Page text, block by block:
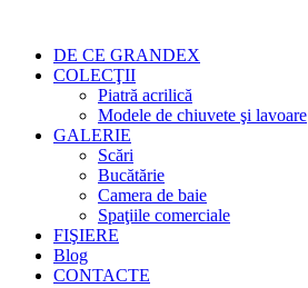
DE CE GRANDEX
COLECŢII
Piatră acrilică
Modele de chiuvete şi lavoare
GALERIE
Scări
Bucătărie
Camera de baie
Spaţiile comerciale
FIŞIERE
Blog
CONTACTE